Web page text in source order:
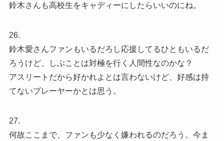
鈴木さんも高校生をキャディーにしたらいいのにね。
26.
鈴木愛さんファンもいるだろし応援してるひともいるだ
ろうけど、しぶことは対極を行く人間性なのかな？
アスリートだから好かれよとは言わないけど、好感は持
てないプレーヤーかとは思う。
27.
何故ここまで、ファンも少なく嫌われるのだろう。今ま